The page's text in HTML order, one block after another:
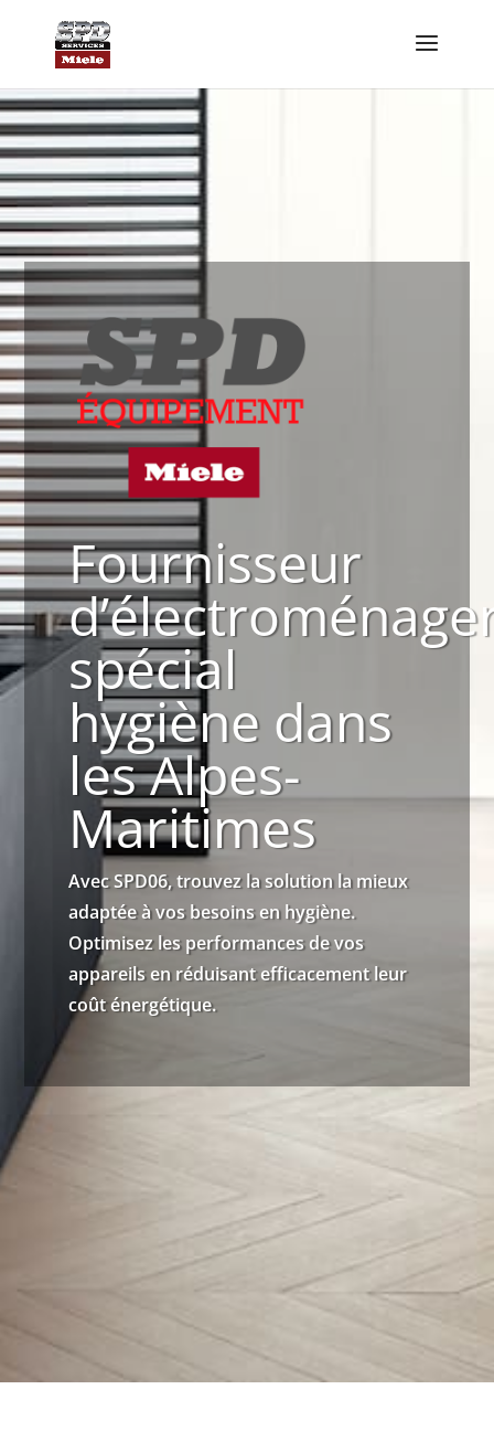
Fournisseur
spécial
hygiène dans
les Alpes-
Maritimes
Avec SPD06, trouvez la solution la mieux
adaptée à vos besoins en hygiène.
Optimisez les performances de vos
appareils en réduisant efficacement leur
coût énergétique.